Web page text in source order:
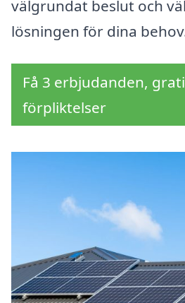
välgrundat beslut och
lösningen för dina
Få 3 erbjudanden,
förpliktelser